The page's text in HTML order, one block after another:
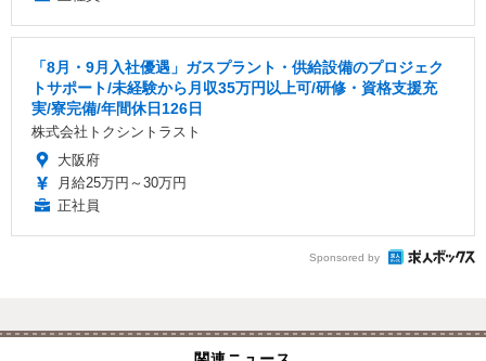
「8月・9月入社優遇」ガスプラント・供給設備のプロジェク
トサポート/未経験から月収35万円以上可/研修・資格支援充
実/寮完備/年間休日126日
株式会社トクシントラスト
大阪府
月給25万円～30万円
正社員
Sponsored by
関連ニュース